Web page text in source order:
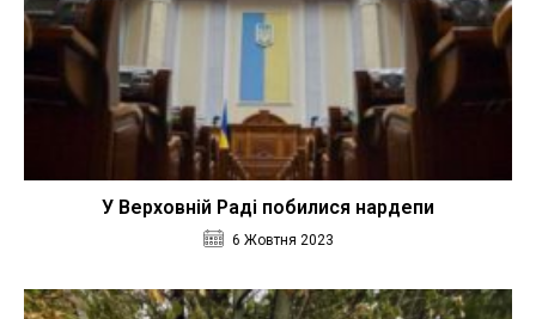
У Верховній Раді побилися нардепи
6 Жовтня 2023